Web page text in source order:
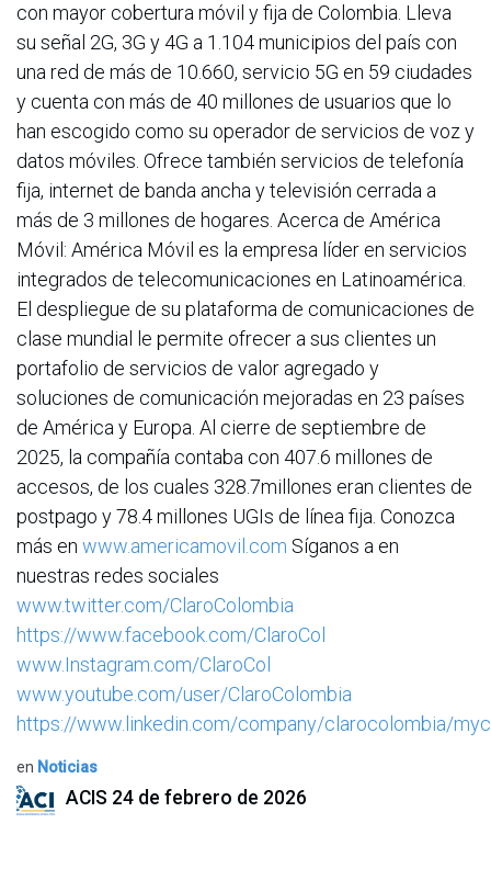
con mayor cobertura móvil y fija de Colombia. Lleva
su señal 2G, 3G y 4G a 1.104 municipios del país con
una red de más de 10.660, servicio 5G en 59 ciudades
y cuenta con más de 40 millones de usuarios que lo
han escogido como su operador de servicios de voz y
datos móviles. Ofrece también servicios de telefonía
fija, internet de banda ancha y televisión cerrada a
más de 3 millones de hogares. Acerca de América
Móvil: América Móvil es la empresa líder en servicios
integrados de telecomunicaciones en Latinoamérica.
El despliegue de su plataforma de comunicaciones de
clase mundial le permite ofrecer a sus clientes un
portafolio de servicios de valor agregado y
soluciones de comunicación mejoradas en 23 países
de América y Europa. Al cierre de septiembre de
2025, la compañía contaba con 407.6 millones de
accesos, de los cuales 328.7millones eran clientes de
postpago y 78.4 millones UGIs de línea fija. Conozca
más en www.americamovil.com Síganos a en
nuestras redes sociales
www.twitter.com/ClaroColombia
https://www.facebook.com/ClaroCol
www.Instagram.com/ClaroCol
www.youtube.com/user/ClaroColombia
https://www.linkedin.com/company/clarocolombia/
en Noticias
ACIS 24 de febrero de 2026